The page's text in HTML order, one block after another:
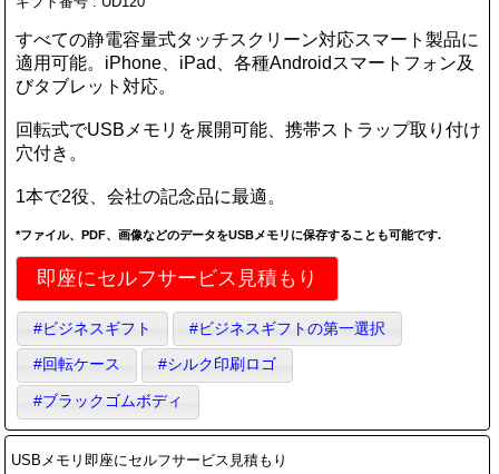
すべての静電容量式タッチスクリーン対応スマート製品に
適用可能。iPhone、iPad、各種Androidスマートフォン及
びタブレット対応。
回転式でUSBメモリを展開可能、携帯ストラップ取り付け
穴付き。
1本で2役、会社の記念品に最適。
*ファイル、PDF、画像などのデータをUSBメモリに保存することも可能です.
即座にセルフサービス見積もり
#ビジネスギフト #ビジネスギフトの第一選択
#回転ケース #シルク印刷ロゴ
#ブラックゴムボディ
USBメモリ即座にセルフサービス見積もり